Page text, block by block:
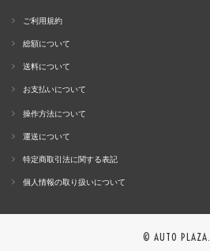
ご利用規約
総額について
送料について
お支払いについて
操作方法について
運送について
特定商取引法に関する表記
個人情報の取り扱いについて
© AUTO PLAZA.